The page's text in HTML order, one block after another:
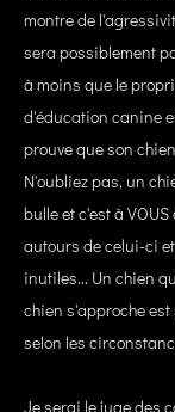
montre de
sera possiblement
à moins que le
d'éducation canine
prouve que son
N'oubliez pas, un
bulle et c'est à
autours de celui-ci
inutiles... Un chien
chien s'approche
selon les
Je serai le juge des